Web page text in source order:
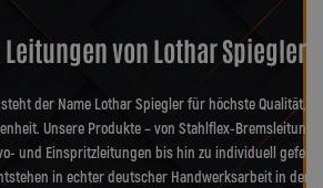
von Lothar Spiegler?
der Name Lothar Spiegler für höchste Qualität,
Unsere Produkte – von Stahlflex-
und Einspritzleitungen bis hin zu individuell
in echter deutscher Handwerksarbeit in der